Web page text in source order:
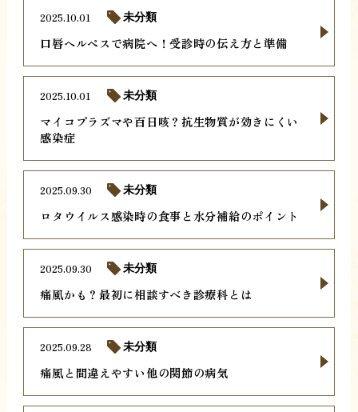
口唇ヘルペスで病院へ！受診時の伝え方と準備
2025.10.01 未分類
マイコプラズマや百日咳？抗生物質が効きにくい
感染症
2025.10.01 未分類
ロタウイルス感染時の食事と水分補給のポイント
2025.09.30 未分類
痛風かも？最初に相談すべき診療科とは
2025.09.30 未分類
痛風と間違えやすい他の関節の病気
2025.09.28 未分類